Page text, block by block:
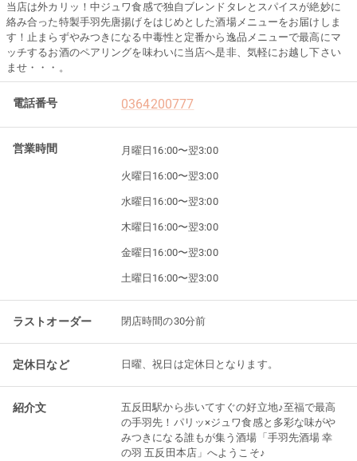
当店は外カリッ！中ジュワ食感で独自ブレンドタレとスパイスが絶妙に
絡み合った特製手羽先唐揚げをはじめとした酒場メニューをお届けしま
す！止まらずやみつきになる中毒性と定番から逸品メニューで最高にマ
ッチするお酒のペアリングを味わいに当店へ是非、気軽にお越し下さい
ませ・・・。
電話番号 0364200777
営業時間 月曜日 16:00〜翌3:00
火曜日 16:00〜翌3:00
水曜日 16:00〜翌3:00
木曜日 16:00〜翌3:00
金曜日 16:00〜翌3:00
土曜日 16:00〜翌3:00
ラストオーダー 閉店時間の30分前
定休日など 日曜、祝日は定休日となります。
紹介文
五反田駅から歩いてすぐの好立地♪至福で最高
の手羽先！パリッ×ジュワ食感と多彩な味がや
みつきになる誰もが集う酒場「手羽先酒場 幸
の羽 五反田本店」へようこそ♪